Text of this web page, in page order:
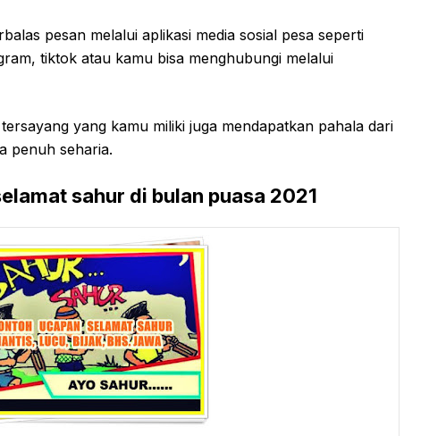
pesan melalui aplikasi media sosial pesa seperti
tiktok atau kamu bisa menghubungi melalui
yang kamu miliki juga mendapatkan pahala dari
penuh seharia.
sahur di bulan puasa 2021